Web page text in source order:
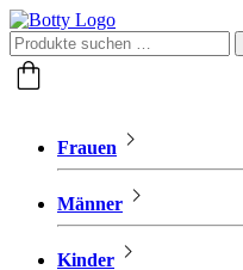
Suche
nach:
Frauen
Männer
Kinder